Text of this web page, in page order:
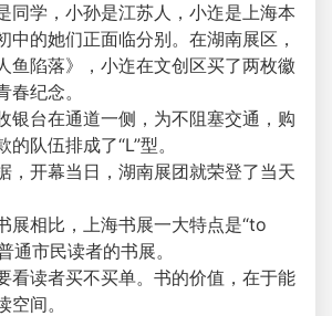
学，小孙是江苏人，小迮是上海本
中的她们正面临分别。在湖南展区，
鱼陷落》，小迮在文创区买了两枚徽
纪念。
台在通道一侧，为不阻塞交通，购
队伍排成了“L”型。
开幕当日，湖南展团就荣登了当天
相比，上海书展一大特点是“to
通市民读者的书展。
读者买不买单。书的价值，在于能
间。